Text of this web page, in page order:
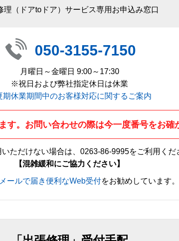
理（ドアtoドア）サービス専用お申込み窓口
050-3155-7150
月曜日～金曜日 9:00～17:30
※祝日および弊社指定休日は休業
期休業期間中のお客様対応に関するご案内
す。お問い合わせの際は今一度番号をお確
ただけない場合は、 0263-86-9995をご利用くだ
【混雑緩和にご協力ください】
ールで届き便利なWeb受付をお勧めしています。